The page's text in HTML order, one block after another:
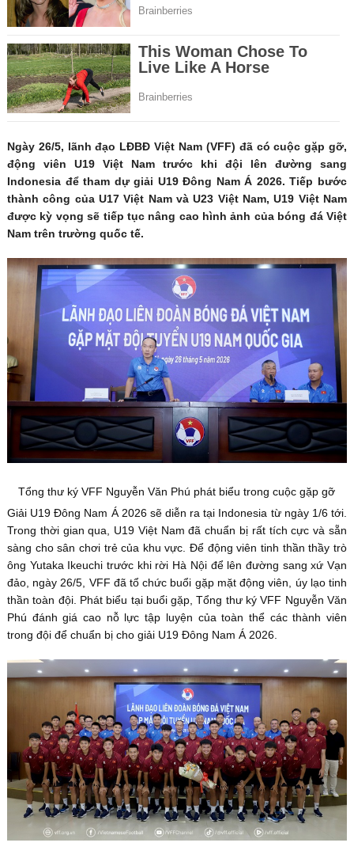
Ngày 26/5, lãnh đạo LĐBĐ Việt Nam (VFF) đã có cuộc gặp gỡ,
động viên U19 Việt Nam trước khi đội lên đường sang
Indonesia để tham dự giải U19 Đông Nam Á 2026. Tiếp bước
thành công của U17 Việt Nam và U23 Việt Nam, U19 Việt Nam
được kỳ vọng sẽ tiếp tục nâng cao hình ảnh của bóng đá Việt
Nam trên trường quốc tế.
Tổng thư ký VFF Nguyễn Văn Phú phát biểu trong cuộc gặp gỡ
Giải U19 Đông Nam Á 2026 sẽ diễn ra tại Indonesia từ ngày 1/6 tới.
Trong thời gian qua, U19 Việt Nam đã chuẩn bị rất tích cực và sẵn
sàng cho sân chơi trẻ của khu vực. Để động viên tinh thần thầy trò
ông Yutaka Ikeuchi trước khi rời Hà Nội để lên đường sang xứ Vạn
đảo, ngày 26/5, VFF đã tổ chức buổi gặp mặt động viên, úy lạo tinh
thần toàn đội. Phát biểu tại buổi gặp, Tổng thư ký VFF Nguyễn Văn
Phú đánh giá cao nỗ lực tập luyện của toàn thể các thành viên
trong đội để chuẩn bị cho giải U19 Đông Nam Á 2026.